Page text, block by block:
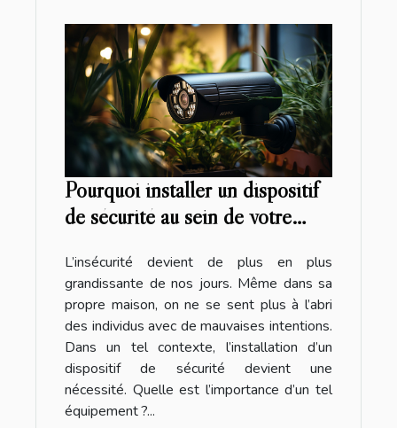
Pourquoi installer un dispositif
de sécurité au sein de votre
L’insécurité devient de plus en plus
grandissante de nos jours. Même dans sa
propre maison, on ne se sent plus à l’abri
des individus avec de mauvaises intentions.
Dans un tel contexte, l’installation d’un
dispositif de sécurité devient une
nécessité. Quelle est l’importance d’un tel
équipement ?...